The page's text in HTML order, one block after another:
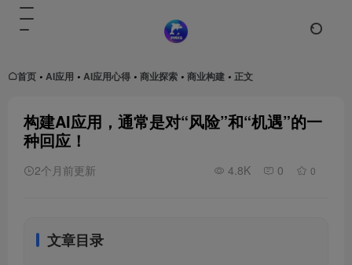
首页 • AI应用 • AI应用心得 • 商业探索 • 商业构建 • 正文
构建AI应用，通常是对“风险”和“机遇”的一
种回应！
2个月前更新 4.8K 0 0
文章目录